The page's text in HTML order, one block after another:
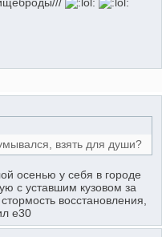
взять для души?
осенью у себя в городе
с уставшим кузовом за
восстановления,
е30